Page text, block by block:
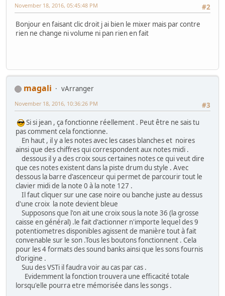
#2
November 18, 2016, 05:45:48 PM
Bonjour en faisant clic droit j ai bien le mixer mais par contre
rien ne change ni volume ni pan rien en fait
magali
vArranger
#3
November 18, 2016, 10:36:26 PM
Si si jean , ça fonctionne réellement . Peut être ne sais tu
pas comment cela fonctionne.
En haut , il y a les notes avec les cases blanches et noires
ainsi que des chiffres qui correspondent aux notes midi .
dessous il y a des croix sous certaines notes ce qui veut dire
que ces notes existent dans la piste drum du style . Avec
dessous la barre d'ascenceur qui permet de parcourir tout le
clavier midi de la note 0 à la note 127 .
Il faut cliquer sur une case noire ou banche juste au dessus
d'une croix la note devient bleue
Supposons que l'on ait une croix sous la note 36 (la grosse
caisse en général) .le fait d'actionner n'importe lequel des 9
potentiometres disponibles agissent de manière tout à fait
convenable sur le son .Tous les boutons fonctionnent . Cela
pour les 4 formats des sound banks ainsi que les sons fournis
d'origine .
Suu des VSTi il faudra voir au cas par cas .
Evidemment la fonction trouvera une efficacité totale
lorsqu'elle pourra etre mémorisée dans les songs .